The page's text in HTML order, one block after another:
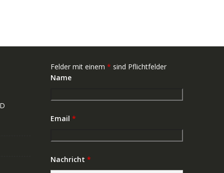
Felder mit einem * sind Pflichtfelder
Name
Email *
Nachricht *